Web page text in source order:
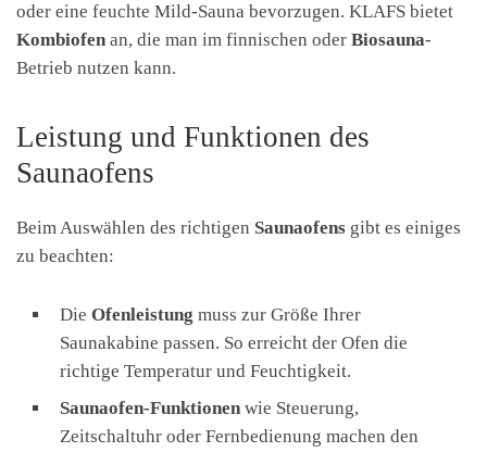
oder eine feuchte Mild-Sauna bevorzugen. KLAFS bietet
Kombiofen an, die man im finnischen oder Biosauna-
Betrieb nutzen kann.
Leistung und Funktionen des
Saunaofens
Beim Auswählen des richtigen Saunaofens gibt es einiges
zu beachten:
Die Ofenleistung muss zur Größe Ihrer
Saunakabine passen. So erreicht der Ofen die
richtige Temperatur und Feuchtigkeit.
Saunaofen-Funktionen wie Steuerung,
Zeitschaltuhr oder Fernbedienung machen den